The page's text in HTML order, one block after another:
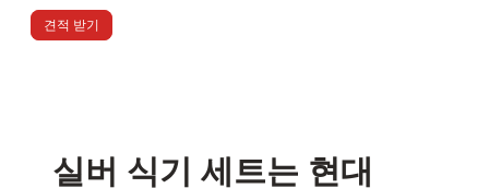
견적 받기
실버 식기 세트는 현대